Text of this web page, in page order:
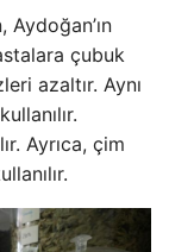
çubuk
azaltır. Aynı
Ayrıca, çim